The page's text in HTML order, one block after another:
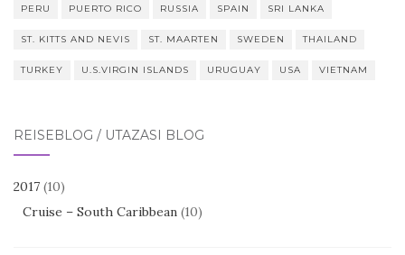
PERU PUERTO RICO RUSSIA SPAIN SRI LANKA
ST. KITTS AND NEVIS ST. MAARTEN SWEDEN THAILAND
TURKEY U.S.VIRGIN ISLANDS URUGUAY USA VIETNAM
REISEBLOG / UTAZÁSI BLOG
2017 (10)
Cruise – South Caribbean (10)